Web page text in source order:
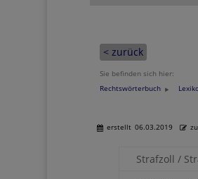
< zurück
Sie befinden sich hier:
Rechtswörterbuch
erstellt 06.03.2019
Strafzoll /